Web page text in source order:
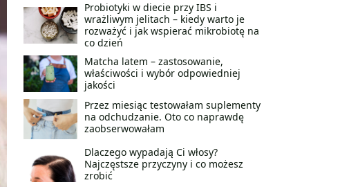
Probiotyki w diecie przy IBS i
wrażliwym jelitach – kiedy warto je
rozważyć i jak wspierać mikrobiotę na
co dzień
Matcha latem – zastosowanie,
właściwości i wybór odpowiedniej
jakości
Przez miesiąc testowałam suplementy
na odchudzanie. Oto co naprawdę
zaobserwowałam
Dlaczego wypadają Ci włosy?
Najczęstsze przyczyny i co możesz
zrobić